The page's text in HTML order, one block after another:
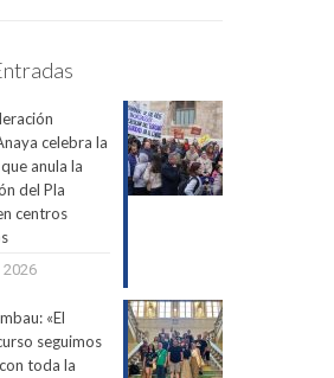
celebra la
anula la
del Pla
centros
2026
«El
seguimos
toda la